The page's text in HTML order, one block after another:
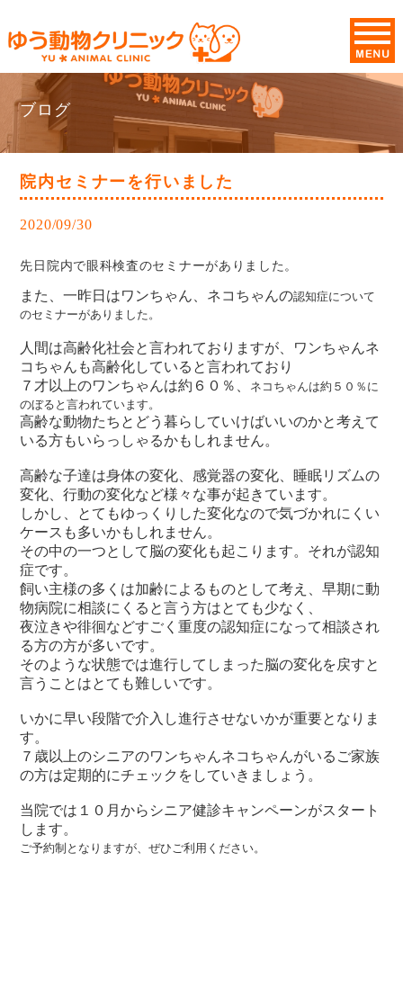
ブログ
院内セミナーを行いました
2020/09/30
先日院内で眼科検査のセミナーがありました。
また、一昨日はワンちゃん、ネコちゃんの認知症について
のセミナーがありました。
人間は高齢化社会と言われておりますが、ワンちゃんネ
コちゃんも高齢化していると言われており
７才以上のワンちゃんは約６０％、
ネコちゃんは約５０％に
のぼると言われています。
高齢な動物たちとどう暮らしていけばいいのかと考えて
いる方もいらっしゃるかもしれません。
高齢な子達は身体の変化、感覚器の変化、睡眠リズムの
変化、行動の変化など様々な事が起きています。
しかし、とてもゆっくりした変化なので気づかれにくい
ケースも多いかもしれません。
その中の一つとして脳の変化も起こります。それが認知
症です。
飼い主様の多くは加齢によるものとして考え、早期に動
物病院に相談にくると言う方はとても少なく、
夜泣きや徘徊などすごく重度の認知症になって相談され
る方の方が多いです。
そのような状態では進行してしまった脳の変化を戻すと
言うことはとても難しいです。
いかに早い段階で介入し進行させないかが重要となりま
す。
７歳以上のシニアのワンちゃんネコちゃんがいるご家族
の方は定期的にチェックをしていきましょう。
当院では１０月からシニア健診キャンペーンがスタート
します。
ご予約制となりますが、ぜひご利用ください。